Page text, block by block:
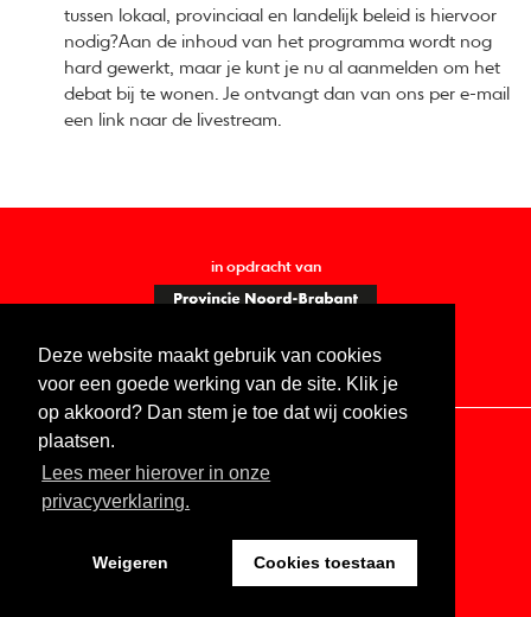
Deze website maakt gebruik van cookies
voor een goede werking van de site. Klik je
op akkoord? Dan stem je toe dat wij cookies
plaatsen.
Lees meer hierover in onze
privacyverklaring.
Weigeren Cookies toestaan
tussen lokaal, provinciaal en landelijk beleid is hiervoor
nodig?Aan de inhoud van het programma wordt nog
hard gewerkt, maar je kunt je nu al aanmelden om het
debat bij te wonen. Je ontvangt dan van ons per e-mail
een link naar de livestream.
in opdracht van
Contact Vacatures ANBI
Digitale toegankelijkheid